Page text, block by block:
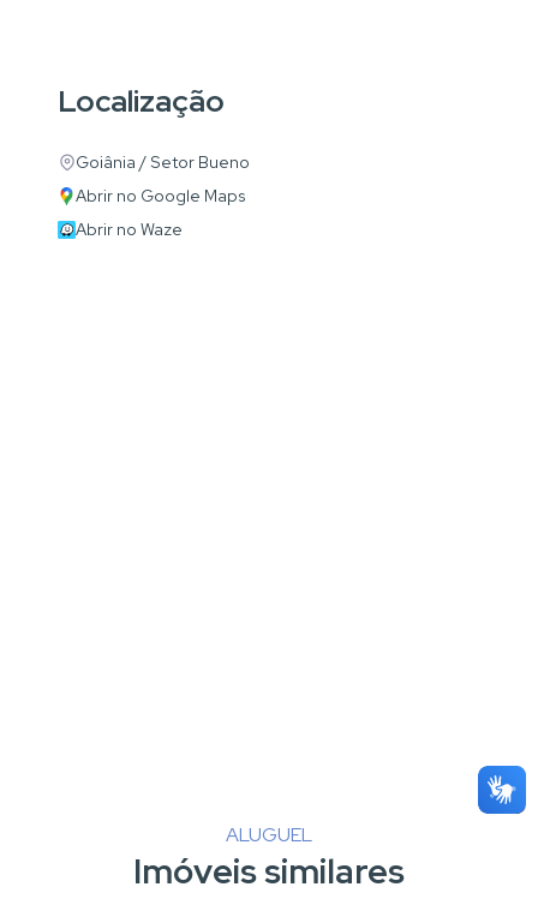
Localização
Goiânia / Setor Bueno
Abrir no Google Maps
Abrir no Waze
ALUGUEL
Imóveis similares